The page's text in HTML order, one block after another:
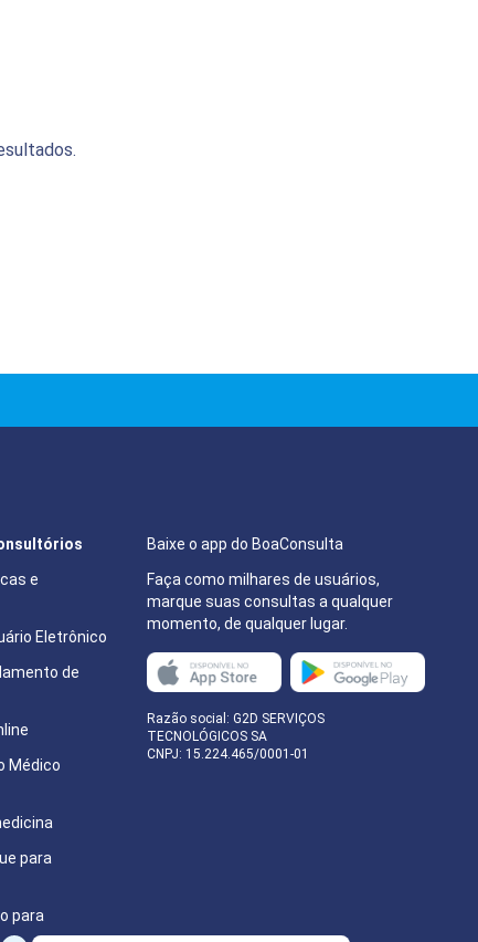
Baixe o app do BoaConsulta
Faça como milhares de usuários,
marque suas consultas a qualquer
momento, de qualquer lugar.
Razão social: G2D SERVIÇOS
TECNOLÓGICOS SA
CNPJ: 15.224.465/0001-01
e
Eletrônico
de
Médico
para
para